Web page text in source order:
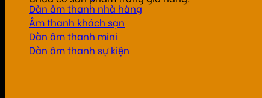
Dàn âm thanh nhà hàng
Âm thanh khách sạn
Dàn âm thanh mini
Dàn âm thanh sự kiện